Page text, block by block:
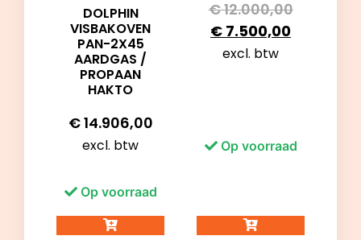
DOLPHIN
VISBAKOVEN
PAN-2X45
AARDGAS /
PROPAAN
HAKTO
€14.906,00
excl. btw
Op voorraad
€12.000,00
€ 7.500,00
excl. btw
Op voorraad